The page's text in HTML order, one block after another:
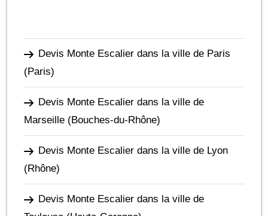
Devis Monte Escalier dans la ville de Paris
(Paris)
Devis Monte Escalier dans la ville de
Marseille (Bouches-du-Rhône)
Devis Monte Escalier dans la ville de Lyon
(Rhône)
Devis Monte Escalier dans la ville de